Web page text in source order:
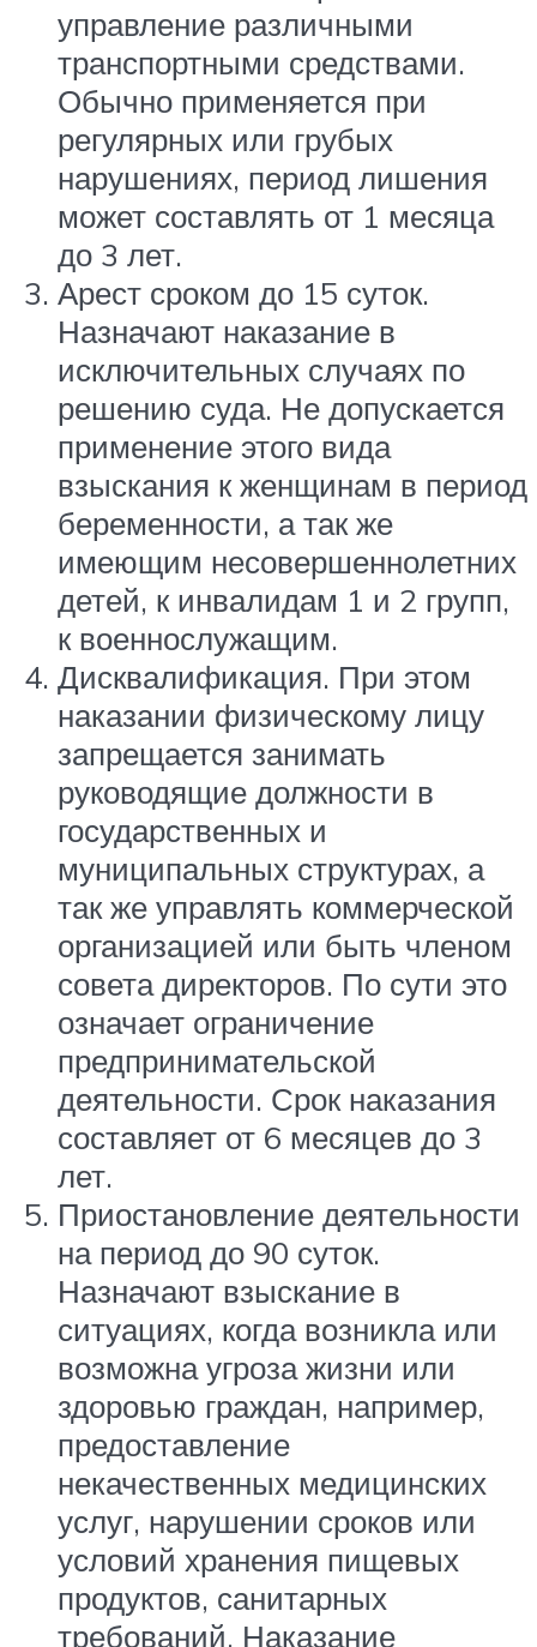
управление различными
транспортными средствами.
Обычно применяется при
регулярных или грубых
нарушениях, период лишения
может составлять от 1 месяца
до 3 лет.
Арест сроком до 15 суток.
Назначают наказание в
исключительных случаях по
решению суда. Не допускается
применение этого вида
взыскания к женщинам в период
беременности, а так же
имеющим несовершеннолетних
детей, к инвалидам 1 и 2 групп,
к военнослужащим.
Дисквалификация. При этом
наказании физическому лицу
запрещается занимать
руководящие должности в
государственных и
муниципальных структурах, а
так же управлять коммерческой
организацией или быть членом
совета директоров. По сути это
означает ограничение
предпринимательской
деятельности. Срок наказания
составляет от 6 месяцев до 3
лет.
Приостановление деятельности
на период до 90 суток.
Назначают взыскание в
ситуациях, когда возникла или
возможна угроза жизни или
здоровью граждан, например,
предоставление
некачественных медицинских
услуг, нарушении сроков или
условий хранения пищевых
продуктов, санитарных
требований. Наказание